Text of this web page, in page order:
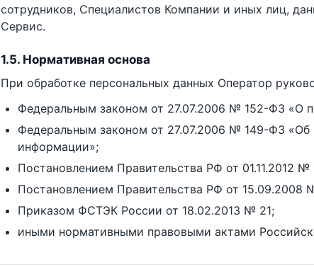
сотрудников, Специалистов Компании и иных лиц,
Сервис.
1.5. Нормативная основа
При обработке персональных данных Оператор
Федеральным законом от 27.07.2006 № 152-ФЗ «О
Федеральным законом от 27.07.2006 № 149-ФЗ
информации»;
Постановлением Правительства РФ от 01.11.2012 №
Постановлением Правительства РФ от 15.09.2008
Приказом ФСТЭК России от 18.02.2013 № 21;
иными нормативными правовыми актами